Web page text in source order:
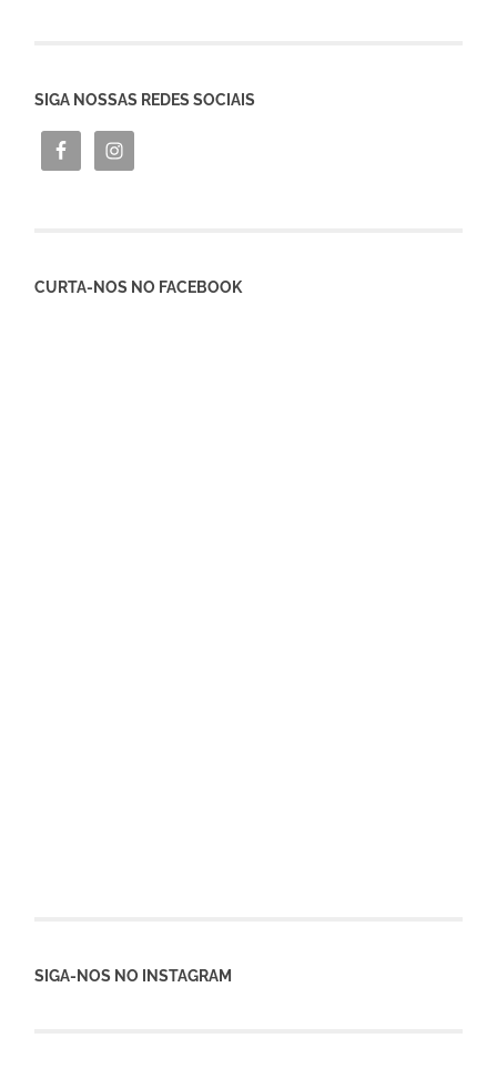
SIGA NOSSAS REDES SOCIAIS
CURTA-NOS NO FACEBOOK
SIGA-NOS NO INSTAGRAM